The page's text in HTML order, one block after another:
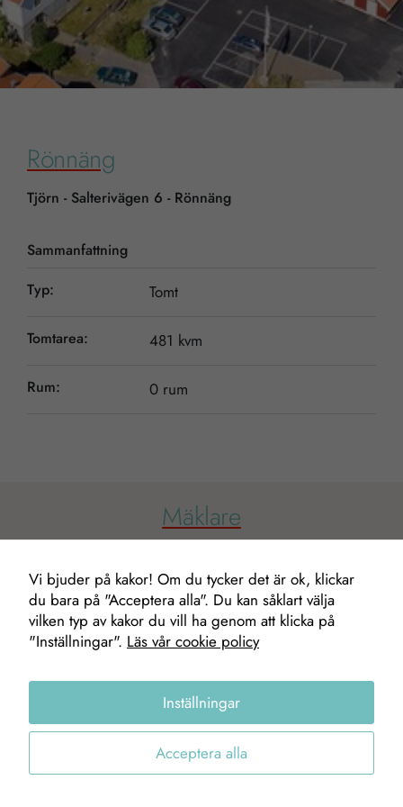
Rönnäng
Tjörn - Salterivägen 6 - Rönnäng
Sammanfattning
Typ:
Tomt
Tomtarea: 481 kvm
Rum: 0 rum
Mäklare
Peter Oskarsson
VD/Fastighetsmäklare
Vi bjuder på kakor! Om du tycker det är ok, klickar
du bara på "Acceptera alla". Du kan såklart välja
vilken typ av kakor du vill ha genom att klicka på
"Inställningar". Läs vår cookie policy
Inställningar
Acceptera alla
Nödvändiga
Dessa kakor
går inte att
välja bort. De
behövs för att
hemsidan
över huvud
taget ska
fungera.